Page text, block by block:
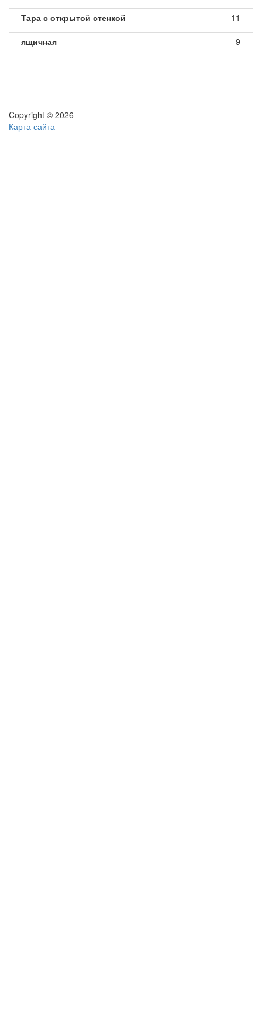
Тара с открытой стенкой 11
ящичная 9
Copyright © 2026
Карта сайта